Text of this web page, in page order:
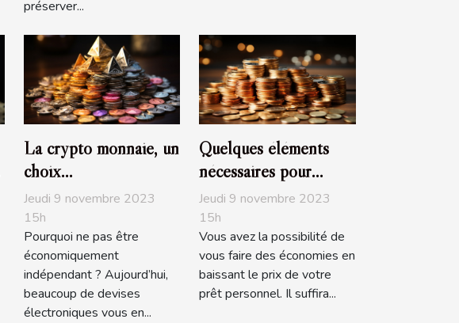
préserver...
La crypto monnaie, un
choix
d’investissement,
d’achat ou de de
trading très populaire
Jeudi 9 novembre 2023
15h
Pourquoi ne pas être
économiquement
indépendant ? Aujourd’hui,
beaucoup de devises
électroniques vous en...
Quelques éléments
nécessaires pour
baisser le prix de son
prêt personnel
Jeudi 9 novembre 2023
15h
Vous avez la possibilité de
vous faire des économies en
baissant le prix de votre
prêt personnel. Il suffira...